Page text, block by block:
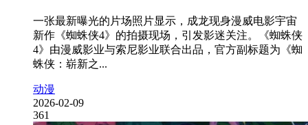
一张最新曝光的片场照片显示，成龙现身漫威电影宇宙
新作《蜘蛛侠4》的拍摄现场，引发影迷关注。《蜘蛛侠
4》由漫威影业与索尼影业联合出品，官方副标题为《蜘
蛛侠：崭新之...
动漫
2026-02-09
361